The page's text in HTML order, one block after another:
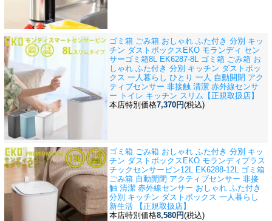
ゴミ箱 ごみ箱 おしゃれ ふた付き 分別 キッ
チン ダストボックス EKO モランディ セン
サーゴミ箱8L EK6287-8L ゴミ箱 ごみ箱 お
しゃれ ふた付き 分別 キッチン ダストボッ
クス 一人暮らし ひとり 一人 自動開閉 アク
ティブセンサー 非接触 清潔 赤外線センサ
ー トイレ キッチン スリム【正規取扱店】
本店特別価格7,370円(税込)
ゴミ箱 ごみ箱 おしゃれ ふた付き 分別 キッ
チン ダストボックス EKO モランディプラス
チックセンサービン12L EK6288-12L ゴミ箱
ごみ箱 自動開閉 アクティブセンサー 非接
触 清潔 赤外線センサー おしゃれ ふた付き
分別 キッチン ダストボックス 一人暮らし
新生活 【正規取扱店】
本店特別価格8,580円(税込)